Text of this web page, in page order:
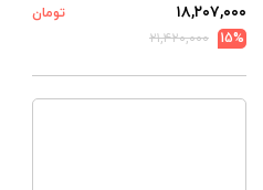
۱۸,۲۰۷,۰۰۰
تومان
15%
۲۱,۴۲۰,۰۰۰